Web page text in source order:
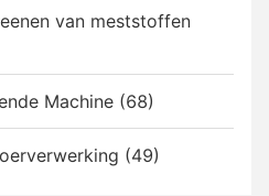
van meststoffen
Machine (68)
(49)